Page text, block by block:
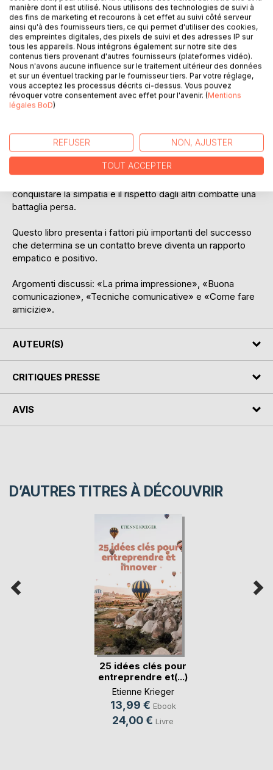
DESCRIPTION
Non c'è una seconda possibilità per fare una buona prima
superficiale - e in molti casi per sempre.
I I buoni contatti portano le persone nei propri contesti
conquistare la simpatia e il rispetto dagli altri combatte una
battaglia persa.
Questo libro presenta i fattori più importanti del successo
che determina se un contatto breve diventa un rapporto
empatico e positivo.
Argomenti discussi: «La prima impressione», «Buona
comunicazione», «Tecniche comunicative» e «Come fare
amicizie».
AUTEUR(S)
CRITIQUES PRESSE
AVIS
D’AUTRES TITRES À DÉCOUVRIR
25 idées clés pour
entreprendre et(...)
Etienne Krieger
13,99 € Ebook
24,00 € Livre
manière dont il est utilisé. Nous utilisons des technologies de suivi à
des fins de marketing et recourons à cet effet au suivi côté serveur
ainsi qu'à des fournisseurs tiers, ce qui permet d'utiliser des cookies,
des empreintes digitales, des pixels de suivi et des adresses IP sur
tous les appareils. Nous intégrons également sur notre site des
contenus tiers provenant d'autres fournisseurs (plateformes vidéo).
Nous n'avons aucune influence sur le traitement ultérieur des données
et sur un éventuel tracking par le fournisseur tiers. Par votre réglage,
vous acceptez les processus décrits ci-dessus. Vous pouvez
révoquer votre consentement avec effet pour l'avenir. (Mentions
légales BoD)
REFUSER NON, AJUSTER
TOUT ACCEPTER